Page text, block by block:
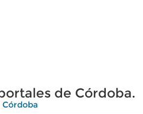
de Córdoba.
Córdoba